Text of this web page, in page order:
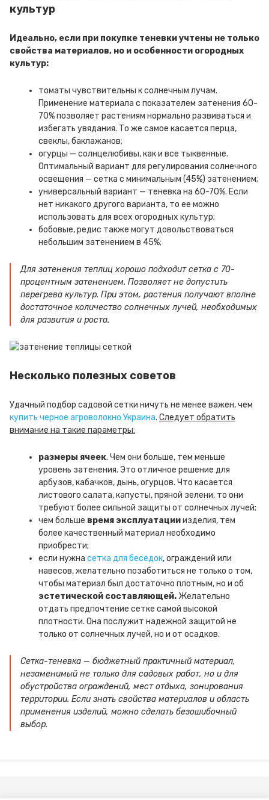
культур
Идеально, если при покупке теневки учтены не только
свойства материалов, но и особенности огородных
культур:
томаты чувствительны к солнечным лучам.
Применение материала с показателем затенения 60-
70% позволяет растениям нормально развиваться и
избегать увядания. То же самое касается перца,
свеклы, баклажанов;
огурцы — солнцелюбивы, как и все тыквенные.
Оптимальный вариант для регулирования солнечного
освещения — сетка с минимальным (45%) затенением;
универсальный вариант — теневка на 60-70%. Если
нет никакого другого варианта, то ее можно
использовать для всех огородных культур;
бобовые, редис также могут довольствоваться
небольшим затенением в 45%;
Для затенения теплиц хорошо подходит сетка с 70-
процентным затенением. Позволяет не допустить
перегрева культур. При этом, растения получают вполне
достаточное количество солнечных лучей, необходимых
для развития и роста.
Несколько полезных советов
Удачный подбор садовой сетки ничуть не менее важен, чем
купить черное агроволокно Украина. Следует обратить
внимание на такие параметры:
размеры ячеек. Чем они больше, тем меньше
уровень затенения. Это отличное решение для
арбузов, кабачков, дынь, огурцов. Что касается
листового салата, капусты, пряной зелени, то они
требуют более сильной защиты от солнечных лучей;
чем больше время эксплуатацииизделия, тем
более качественный материал необходимо
приобрести;
если нужна сетка для беседок, ограждений или
навесов, желательно позаботиться не только о том,
чтобы материал был достаточно плотным, но и об
эстетической составляющей. Желательно
отдать предпочтение сетке самой высокой
плотности. Она послужит надежной защитой не
только от солнечных лучей, но и от осадков.
Сетка-теневка — бюджетный практичный материал,
незаменимый не только для садовых работ, но и для
обустройства ограждений, мест отдыха, зонирования
территории. Если знать свойства материалов и область
применения изделий, можно сделать безошибочный
выбор.